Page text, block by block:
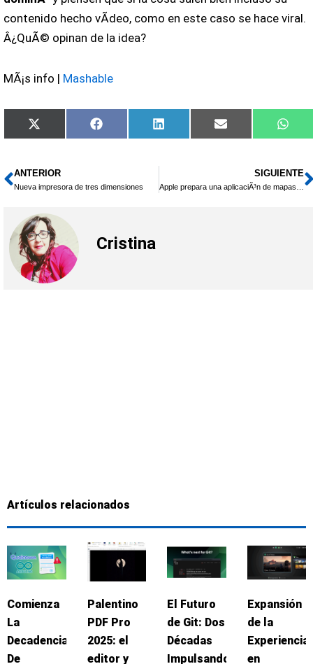
contenido hecho vÃ­deo, como en este caso se hace viral.
Â¿QuÃ© opinan de la idea?
MÃ¡s info | Mashable
Compartir
en
X
(Twitter)
Compartir
en
Facebook
Compartir
en
LinkedIn
Compartir
en
Email
en
Ant
ANTERIOR
Nueva impresora de tres dimensiones
SIGUIENTE
Apple prepara una aplicaciÃ³n de mapas propia
Cristina
Artículos relacionados
Comienza
La
Decadencia
De
Palentino
PDF Pro
2025: el
editor y
El Futuro
de Git: Dos
Décadas
Impulsando
Expansión
de la
Experiencia
en